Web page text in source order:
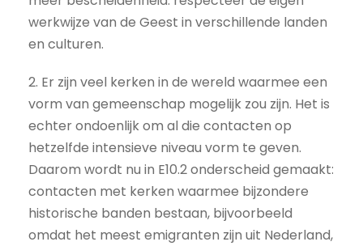
werkwijze van de Geest in verschillende landen
en culturen.
2. Er zijn veel kerken in de wereld waarmee een
vorm van gemeenschap mogelijk zou zijn. Het is
echter ondoenlijk om al die contacten op
hetzelfde intensieve niveau vorm te geven.
Daarom wordt nu in E10.2 onderscheid gemaakt:
contacten met kerken waarmee bijzondere
historische banden bestaan, bijvoorbeeld
omdat het meest emigranten zijn uit Nederland,